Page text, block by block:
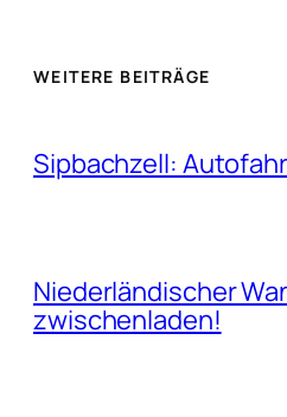
WEITERE BEITRÄGE
Sipbachzell:
Niederländischer
zwischenladen!